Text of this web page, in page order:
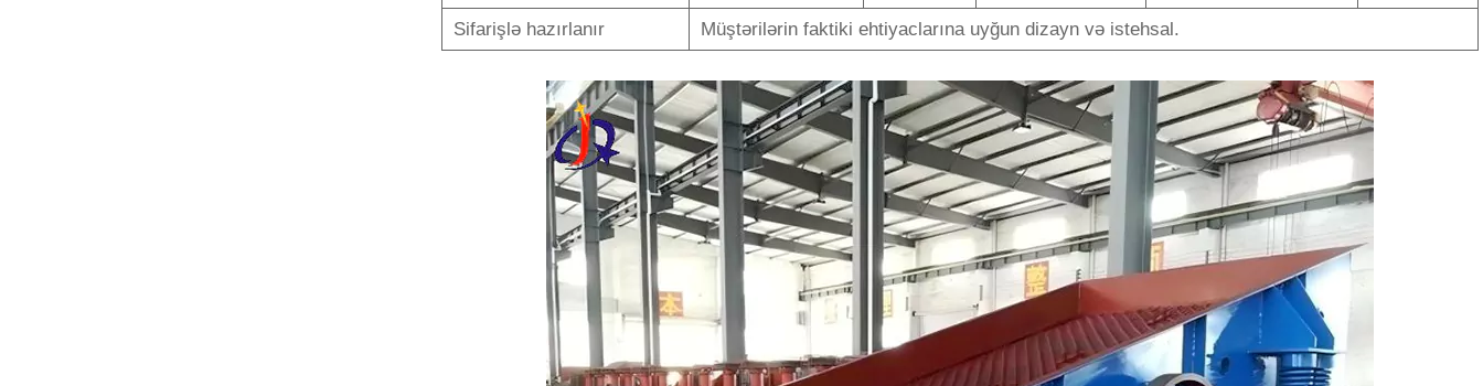
Sifarişlə hazırlanır
Müştərilərin faktiki ehtiyaclarına uyğun dizayn və istehsal.